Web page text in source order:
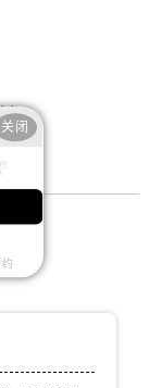
内蒙古自治区乌兰察布市集宁区恩和大街万国售后服务中心（需提前预约）
山西省晋城市城区黄华街万国售后服务中心（需提前预约）
）
关闭